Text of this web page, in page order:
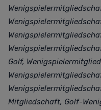
Golf,
Mitgliedschaft, Golf-